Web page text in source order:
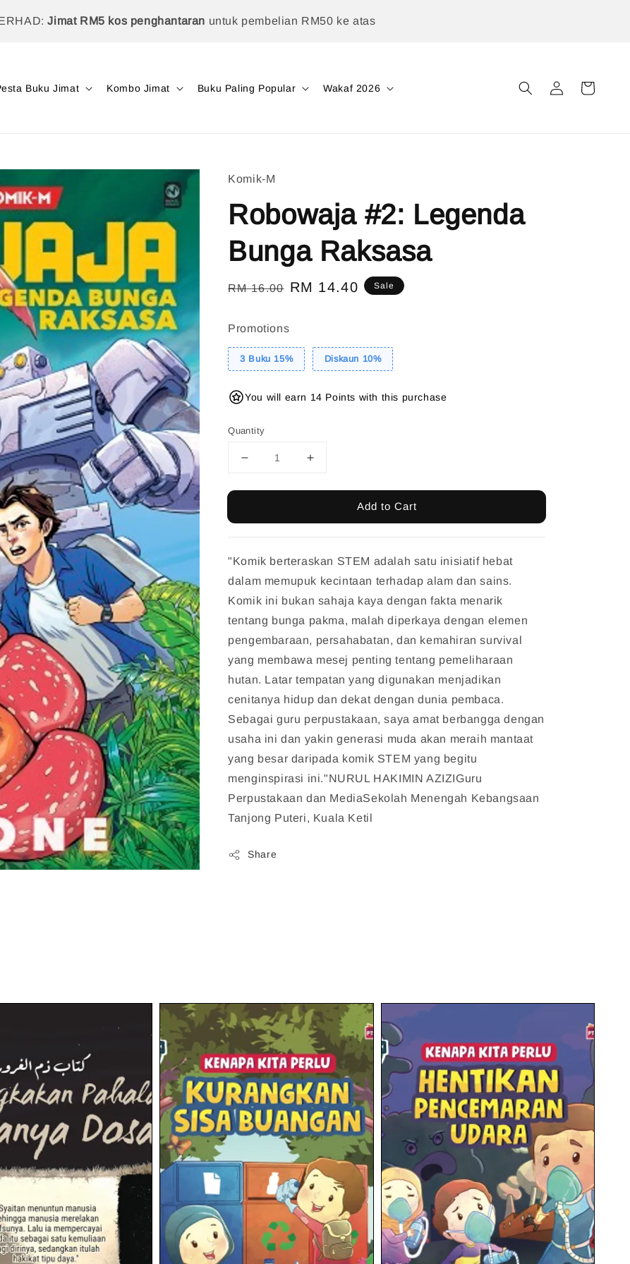
Jimat RM5 kos penghantaran untuk pembelian RM50 ke atas
Buku Jimat Kombo Jimat Buku Paling Popular Wakaf 2026
Komik-M
Robowaja #2: Legenda
Bunga Raksasa
Regular
RM 16.00 Sale
RM 14.40 Sale
Promotions
3 Buku 15% Diskaun 10%
You will earn 14 Points with this purchase
Quantity
Add to Cart
"Komik berteraskan STEM adalah satu inisiatif hebat
dalam memupuk kecintaan terhadap alam dan sains.
Komik ini bukan sahaja kaya dengan fakta menarik
tentang bunga pakma, malah diperkaya dengan elemen
pengembaraan, persahabatan, dan kemahiran survival
yang membawa mesej penting tentang pemeliharaan
hutan. Latar tempatan yang digunakan menjadikan
cenitanya hidup dan dekat dengan dunia pembaca.
Sebagai guru perpustakaan, saya amat berbangga dengan
usaha ini dan yakin generasi muda akan meraih mantaat
yang besar daripada komik STEM yang begitu
menginspirasi ini."NURUL HAKIMIN AZIZIGuru
Perpustakaan dan MediaSekolah Menengah Kebangsaan
Tanjong Puteri, Kuala Ketil
Share